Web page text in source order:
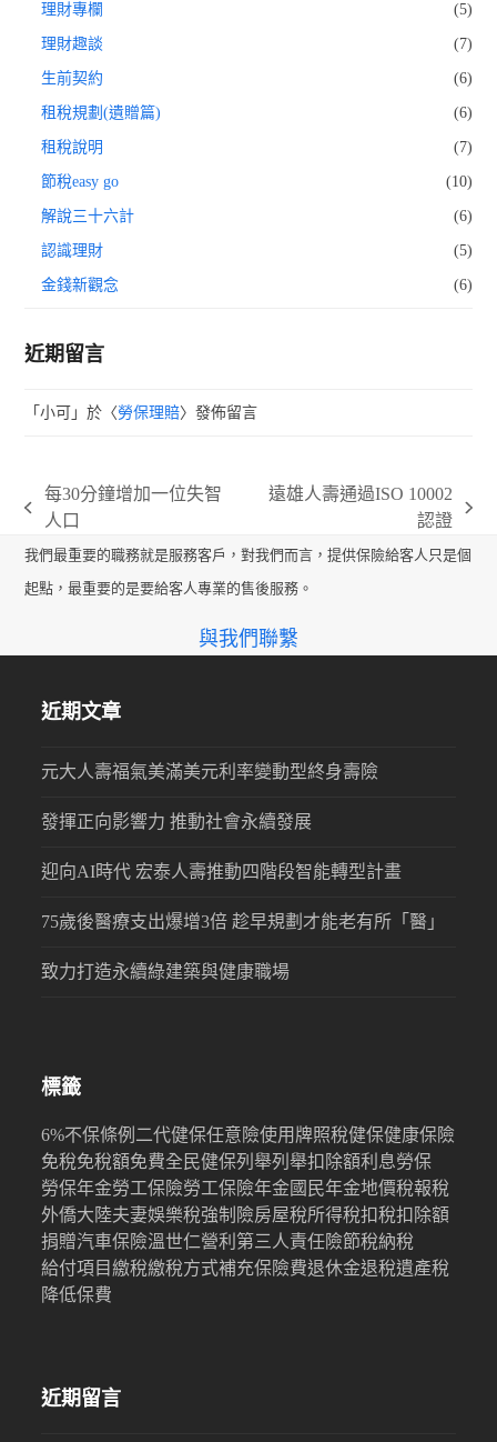
理財專欄 (5)
理財趣談 (7)
生前契約 (6)
租稅規劃(遺贈篇) (6)
租稅說明 (7)
節稅easy go (10)
解說三十六計 (6)
認識理財 (5)
金錢新觀念 (6)
近期留言
「小可 」於〈勞保理賠〉發佈留言
previous
post:
每30分鐘增加一位失智
人口
post:
遠雄人壽通過ISO 10002
認證
我們最重要的職務就是服務客戶，對我們而言，提供保險給客人只是個
起點，最重要的是要給客人專業的售後服務。
與我們聯繫
近期文章
元大人壽福氣美滿美元利率變動型終身壽險
發揮正向影響力 推動社會永續發展
迎向AI時代 宏泰人壽推動四階段智能轉型計畫
75歲後醫療支出爆增3倍 趁早規劃才能老有所「醫」
致力打造永續綠建築與健康職場
標籤
6%不保條例 二代健保任意險使用牌照稅健保健康保險
免稅免稅額免費全民健保列舉列舉扣除額利息勞保
勞保年金勞工保險勞工保險年金國民年金地價稅報稅
外僑大陸夫妻娛樂稅強制險房屋稅所得稅扣稅扣除額
捐贈汽車保險溫世仁營利 第三人責任險節稅納稅
給付項目繳稅繳稅方式補充保險費退休金退稅遺產稅
降低保費
近期留言